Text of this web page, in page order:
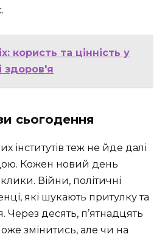
користь та цінність у
здоров'я
сьогодення
інститутів теж не йде далі
Кожен новий день
Війни, політичні
які шукають притулку та
Через десять, п’ятнадцять
змінитись, але чи на